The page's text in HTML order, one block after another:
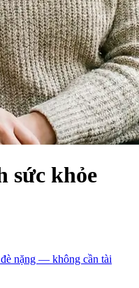
sức khỏe
nặng — không cần tài